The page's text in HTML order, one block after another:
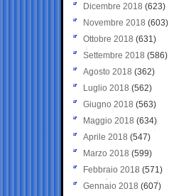
Dicembre 2018 (623)
Novembre 2018 (603)
Ottobre 2018 (631)
Settembre 2018 (586)
Agosto 2018 (362)
Luglio 2018 (562)
Giugno 2018 (563)
Maggio 2018 (634)
Aprile 2018 (547)
Marzo 2018 (599)
Febbraio 2018 (571)
Gennaio 2018 (607)